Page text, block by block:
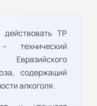
действовать ТР
содержащий
алкоголя.